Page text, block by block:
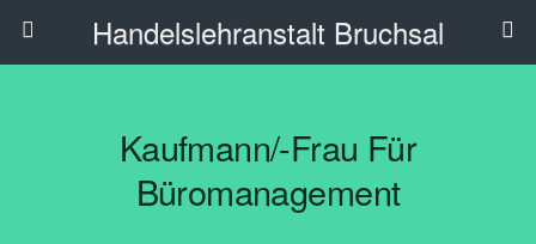
Handelslehranstalt Bruchsal
Kaufmann/-Frau Für
Büromanagement